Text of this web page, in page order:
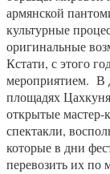
армянской
культурные
оригинальные
Кстати, с этого
мероприятием. В
площадях
открытые мастер-
спектакли,
которые в дни
перевозить их